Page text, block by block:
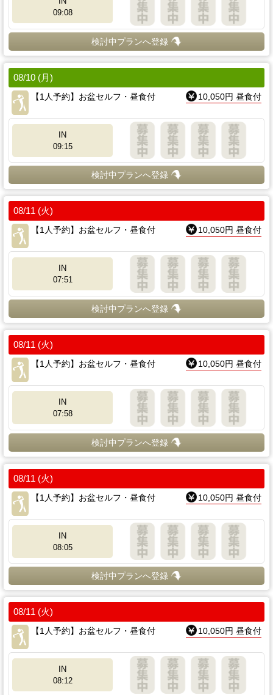
09:08
検討中プランへ登録
08/10 (月)
【1人予約】お盆セルフ・昼食付
10,050円 昼食付
IN
09:15
検討中プランへ登録
08/11 (火)
【1人予約】お盆セルフ・昼食付
10,050円 昼食付
IN
07:51
検討中プランへ登録
08/11 (火)
【1人予約】お盆セルフ・昼食付
10,050円 昼食付
IN
07:58
検討中プランへ登録
08/11 (火)
【1人予約】お盆セルフ・昼食付
10,050円 昼食付
IN
08:05
検討中プランへ登録
08/11 (火)
【1人予約】お盆セルフ・昼食付
10,050円 昼食付
IN
08:12